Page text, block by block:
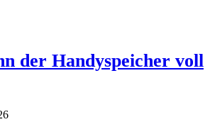
der Handyspeicher voll